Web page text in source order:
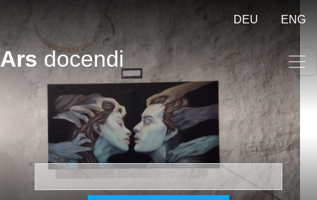
Cerca
DEU ENG
Ars docendi
Ulrich von Wilamowitz-
Moellendorff. Eine
Rezension – recensione – a
review [Korn]